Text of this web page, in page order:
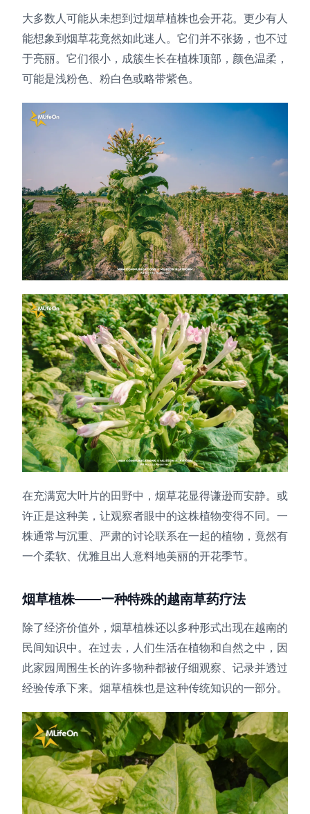
大多数人可能从未想到过烟草植株也会开花。更少有人
能想象到烟草花竟然如此迷人。它们并不张扬，也不过
于亮丽。它们很小，成簇生长在植株顶部，颜色温柔，
可能是浅粉色、粉白色或略带紫色。
在充满宽大叶片的田野中，烟草花显得谦逊而安静。或
许正是这种美，让观察者眼中的这株植物变得不同。一
株通常与沉重、严肃的讨论联系在一起的植物，竟然有
一个柔软、优雅且出人意料地美丽的开花季节。
烟草植株——一种特殊的越南草药疗法
除了经济价值外，烟草植株还以多种形式出现在越南的
民间知识中。在过去，人们生活在植物和自然之中，因
此家园周围生长的许多物种都被仔细观察、记录并透过
经验传承下来。烟草植株也是这种传统知识的一部分。